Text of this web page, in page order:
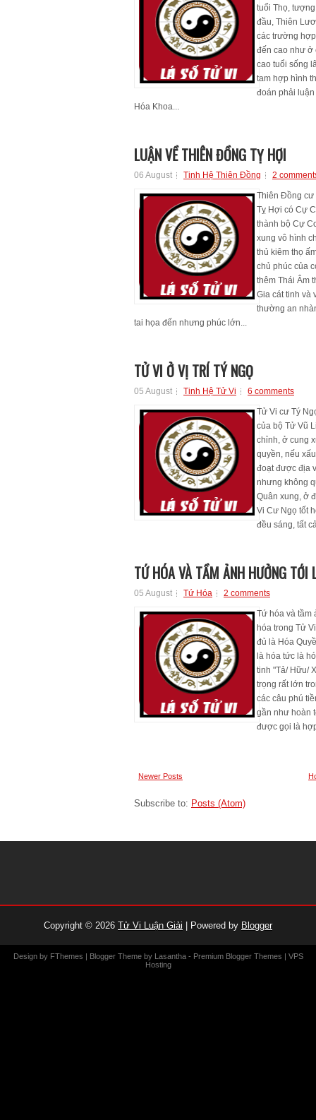
tuổi Thọ,
đầu, Thiên
các trường
đến cao như ở
cao tuổi sống
tam hợp hình
đoán phải
Hóa Khoa...
LUẬN VỀ THIÊN ĐỒNG TỴ HỢI
06 August Tinh Hệ Thiên Đồng 2
Thiên Đồng cư
Tỵ Hợi có Cự
thành bộ Cự
xung vô hình
thủ kiêm thọ
chủ phúc của
thêm Thái Âm
Gia cát tinh và
thường an
tai họa đến nhưng phúc lớn...
TỬ VI Ở VỊ TRÍ TÝ NGỌ
05 August Tinh Hệ Tử Vi 6 comments
Tử Vi cư Tý
của bộ Tử Vũ
chỉnh, ở cung
quyền, nếu
đoạt được địa
nhưng không
Quân xung, ở
Vi Cư Ngọ tốt
đều sáng, tất
TỨ HÓA VÀ TẦM ẢNH HƯỞNG TỚI
05 August Tứ Hóa 2 comments
Tứ hóa và
hóa trong Tử
đủ là Hóa
là hóa tức là
tinh "Tả/ Hữu/
trọng rất lớn
các câu phú
gần như hoàn
được gọi là
Newer Posts
Subscribe to: Posts (Atom)
Copyright © 2026 Tử Vi Luận Giải | Powered by Blogger
Design by FThemes | Blogger Theme by Lasantha- Premium Blogger Themes | VPS
Hosting